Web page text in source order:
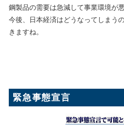
鋼製品の需要は急減して事業環境が
今後、日本経済はどうなってしまう
きますね。
緊急事態宣言